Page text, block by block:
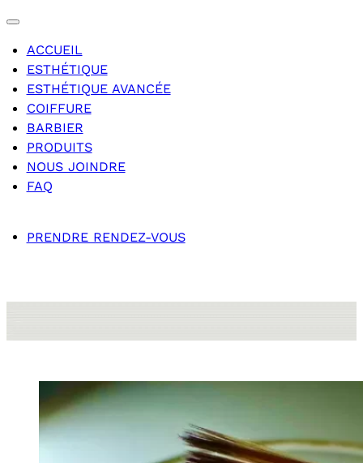
ACCUEIL
ESTHÉTIQUE
ESTHÉTIQUE AVANCÉE
COIFFURE
BARBIER
PRODUITS
NOUS JOINDRE
FAQ
PRENDRE RENDEZ-VOUS